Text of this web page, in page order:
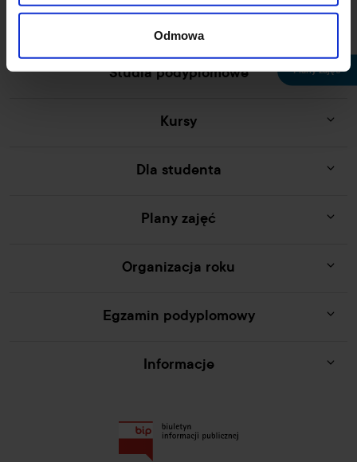
Odmowa
Plany zajęć
Studia podyplomowe
Kursy
Dla studenta
Plany zajęć
Organizacja roku
Egzamin podyplomowy
Informacje